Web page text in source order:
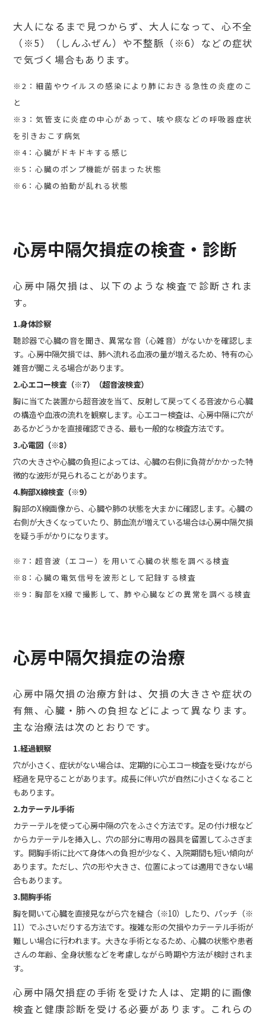
大人になるまで見つからず、大人になって、心不全
（※5）（しんふぜん）や不整脈（※6）などの症状
で気づく場合もあります。
※2：細菌やウイルスの感染により肺におきる急性の炎症のこ
と
※3：気管支に炎症の中心があって、咳や痰などの呼吸器症状
を引きおこす病気
※4：心臓がドキドキする感じ
※5：心臓のポンプ機能が弱まった状態
※6：心臓の拍動が乱れる状態
心房中隔欠損症の検査・診断
心房中隔欠損は、以下のような検査で診断されま
す。
1.身体診察
聴診器で心臓の音を聞き、異常な音（心雑音）がないかを確認しま
す。心房中隔欠損では、肺へ流れる血液の量が増えるため、特有の心
雑音が聞こえる場合があります。
2.心エコー検査（※7）（超音波検査）
胸に当てた装置から超音波を当て、反射して戻ってくる音波から心臓
の構造や血液の流れを観察します。心エコー検査は、心房中隔に穴が
あるかどうかを直接確認できる、最も一般的な検査方法です。
3.心電図（※8）
穴の大きさや心臓の負担によっては、心臓の右側に負荷がかかった特
徴的な波形が見られることがあります。
4.胸部X線検査（※9）
胸部のX線画像から、心臓や肺の状態を大まかに確認します。心臓の
右側が大きくなっていたり、肺血流が増えている場合は心房中隔欠損
を疑う手がかりになります。
※7：超音波（エコー）を用いて心臓の状態を調べる検査
※8：心臓の電気信号を波形として記録する検査
※9：胸部をX線で撮影して、肺や心臓などの異常を調べる検査
心房中隔欠損症の治療
心房中隔欠損の治療方針は、欠損の大きさや症状の
有無、心臓・肺への負担などによって異なります。
主な治療法は次のとおりです。
1.経過観察
穴が小さく、症状がない場合は、定期的に心エコー検査を受けながら
経過を見守ることがあります。成長に伴い穴が自然に小さくなること
もあります。
2.カテーテル手術
カテーテルを使って心房中隔の穴をふさぐ方法です。足の付け根など
からカテーテルを挿入し、穴の部分に専用の器具を留置してふさぎま
す。開胸手術に比べて身体への負担が少なく、入院期間も短い傾向が
あります。ただし、穴の形や大きさ、位置によっては適用できない場
合もあります。
3.開胸手術
胸を開いて心臓を直接見ながら穴を縫合（※10）したり、パッチ（※
11）でふさいだりする方法です。複雑な形の欠損やカテーテル手術が
難しい場合に行われます。大きな手術となるため、心臓の状態や患者
さんの年齢、全身状態などを考慮しながら時期や方法が検討されま
す。
心房中隔欠損症の手術を受けた人は、定期的に画像
検査と健康診断を受ける必要があります。これらの